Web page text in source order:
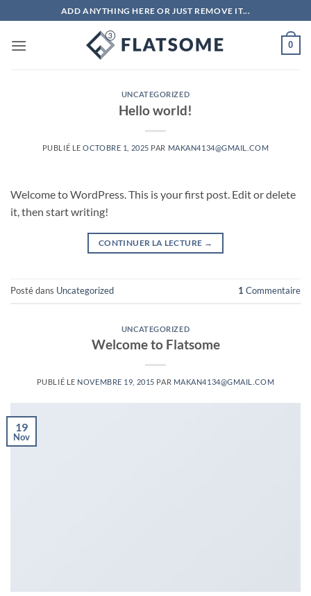
au
contenu
ADD ANYTHING HERE OR JUST REMOVE IT...
0
UNCATEGORIZED
Hello world!
PUBLIÉ LEOCTOBRE 1, 2025 PAR MAKAN4134@GMAIL.COM
Welcome to WordPress. This is your first post. Edit or delete
it, then start writing!
CONTINUER LA LECTURE →
Posté dans Uncategorized 1 Commentaire
UNCATEGORIZED
Welcome to Flatsome
PUBLIÉ LE NOVEMBRE 19, 2015 PAR MAKAN4134@GMAIL.COM
19
Nov